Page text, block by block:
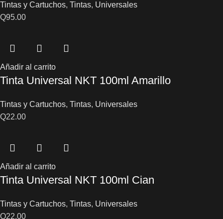
Tintas y Cartuchos, Tintas, Universales
Q95.00
Añadir al carrito
Tinta Universal NKT 100ml Amarillo
Tintas y Cartuchos, Tintas, Universales
Q22.00
Añadir al carrito
Tinta Universal NKT 100ml Cian
Tintas y Cartuchos, Tintas, Universales
Q22.00